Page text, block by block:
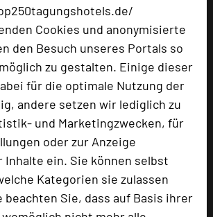
Cookies und anonymisierte
den Besuch unseres Portals so
zu gestalten. Einige dieser
für die optimale Nutzung der
andere setzen wir lediglich zu
und Marketingzwecken, für
oder zur Anzeige
ein. Sie können selbst
Kategorien sie zulassen
Sie, dass auf Basis ihrer
hinzufügen add_circle
Hotel bewerten
(Personen)
120